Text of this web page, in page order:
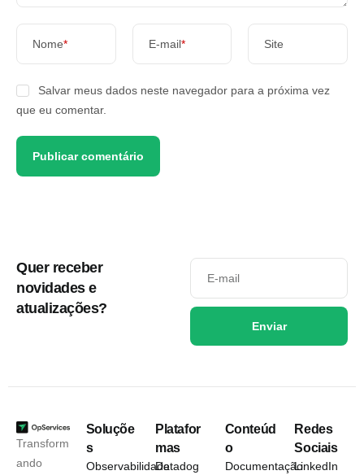
Nome* E-mail* Site
Salvar meus dados neste navegador para a próxima vez
que eu comentar.
Quer receber
novidades e
atualizações?
Enviar
Transform
ando
Soluçõe
s
Observabilidade
Platafor
mas
Datadog
Conteúd
o
Documentação
Redes
Sociais
LinkedIn